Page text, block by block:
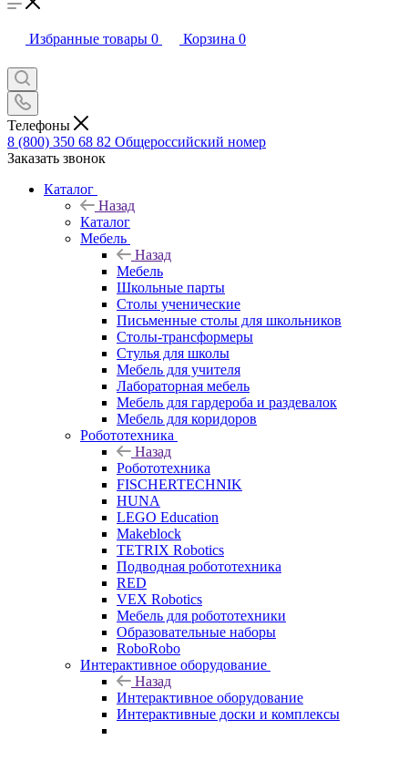
Избранные товары 0 Корзина 0
Телефоны
8 (800) 350 68 82 Общероссийский номер
Заказать звонок
Каталог
Назад
Каталог
Мебель
Назад
Мебель
Школьные парты
Столы ученические
Письменные столы для школьников
Столы-трансформеры
Стулья для школы
Мебель для учителя
Лабораторная мебель
Мебель для гардероба и раздевалок
Мебель для коридоров
Робототехника
Назад
Робототехника
FISCHERTECHNIK
HUNA
LEGO Education
Makeblock
TETRIX Robotics
Подводная робототехника
RED
VEX Robotics
Мебель для робототехники
Образовательные наборы
RoboRobo
Интерактивное оборудование
Назад
Интерактивное оборудование
Интерактивные доски и комплексы